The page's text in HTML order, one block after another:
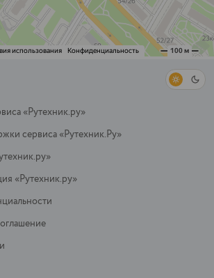
«Рутехник.ру»
сервиса «Рутехник.Ру»
«Рутехник.ру»